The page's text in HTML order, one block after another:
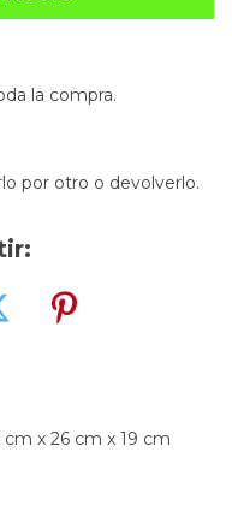
la compra.
por otro o devolverlo.
cm x 26 cm x 19 cm